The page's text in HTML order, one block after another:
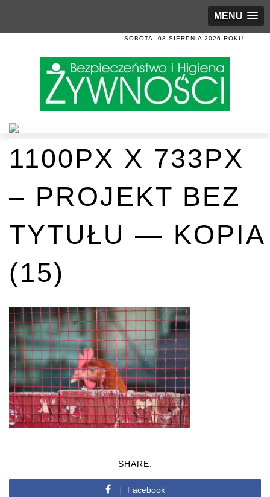
MENU
SOBOTA, 08 SIERPNIA 2026 ROKU.
1100PX X 733PX
– PROJEKT BEZ
TYTUŁU — KOPIA
(15)
SHARE:
Facebook